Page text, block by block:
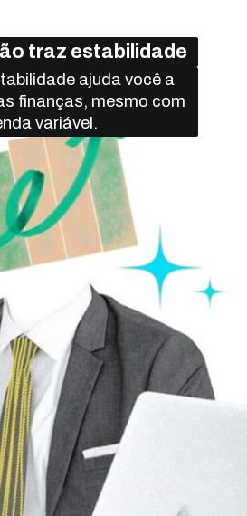
traz estabilidade
ajuda você a
finanças, mesmo com
variável.